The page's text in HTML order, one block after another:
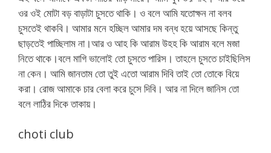
ওর ওই মোটা বড় বাড়াটা চুসতে থাকি। ও বলে আমি যতোক্ষন না বলব
চুসতেই থাকবি। আমার মনে হচ্ছিল আমার দম বন্ধ হয়ে আসছে কিন্তু
ছাড়তেই পাচ্ছিলাম না।আর ও আহ কি আরাম উহহ কি আরাম বলে মজা
নিতে থাকে।বলে মাগি ভালোই তো চুসতে পারিস। তাহলে চুসতে চাইছিলিস
না কেন। আমি জানতাম তো তুই এতো আরাম দিবি তাই তো তোকে বিয়ে
করা। রোজ আমাকে চার বেলা করে চুসে দিবি। আর না দিলে জানিস তো
বলে লাঠির দিকে তাকায়।
choti club